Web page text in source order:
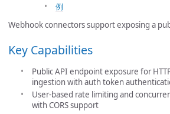
例
Webhook connectors support exposing a
Key Capabilities
Public API endpoint exposure for
ingestion with auth token
User-based rate limiting and
with CORS support